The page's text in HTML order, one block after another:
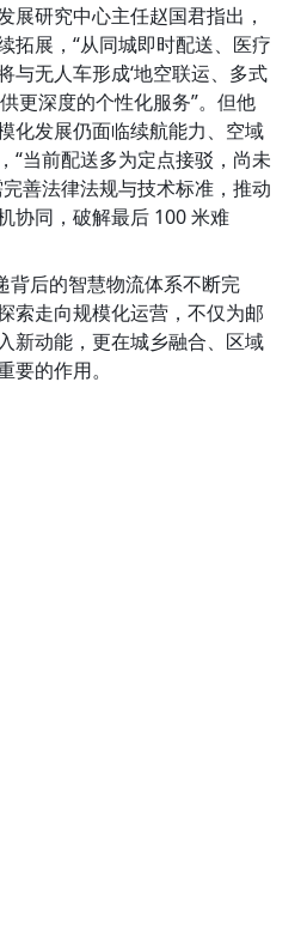
研究中心主任赵国君指出，
拓展，“从同城即时配送、医疗
与无人车形成‘地空联运、多式
更深度的个性化服务”。但他
化发展仍面临续航能力、空域
“当前配送多为定点接驳，尚未
完善法律法规与技术标准，推动
协同，破解最后 100 米难
后的智慧物流体系不断完
索走向规模化运营，不仅为邮
新动能，更在城乡融合、区域
要的作用。